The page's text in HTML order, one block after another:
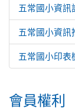
五常國小資訊
五常國小資訊
五常國小印表
會員權利